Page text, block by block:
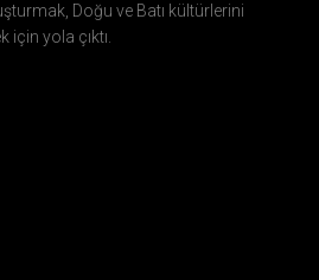
Doğu ve Batı kültürlerini
yola çıktı.